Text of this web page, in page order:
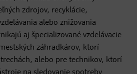
zdrojov, recyklácie,
alebo znižovania
aj špecializované vzdelávacie
záhradkárov, ktorí
alebo pre technikov, ktorí
na sledovanie spotreby